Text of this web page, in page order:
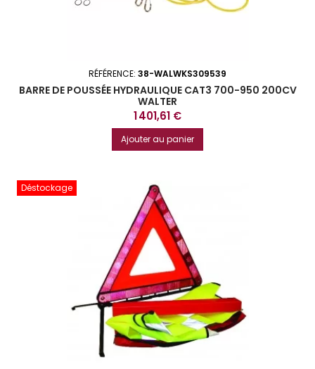
RÉFÉRENCE: 38-WALWKS309539
BARRE DE POUSSÉE HYDRAULIQUE CAT3 700-950 200CV
WALTER
Prix
1 401,61 €
Ajouter au panier
Déstockage